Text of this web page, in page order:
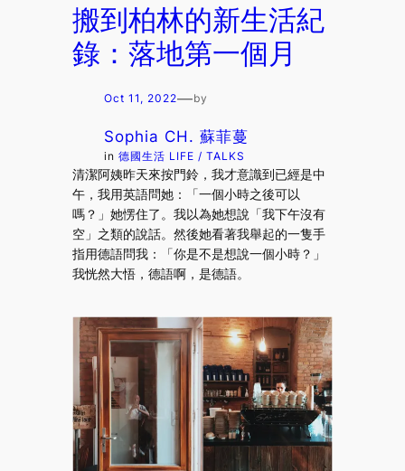
搬到柏林的新生活紀
錄：落地第一個月
Oct 11, 2022—by
Sophia CH. 蘇菲蔓
in德國生活 LIFE / TALKS
清潔阿姨昨天來按門鈴，我才意識到已經是中
午，我用英語問她：「一個小時之後可以
嗎？」她愣住了。我以為她想說「我下午沒有
空」之類的說話。然後她看著我舉起的一隻手
指用德語問我：「你是不是想說一個小時？」
我恍然大悟，德語啊，是德語。